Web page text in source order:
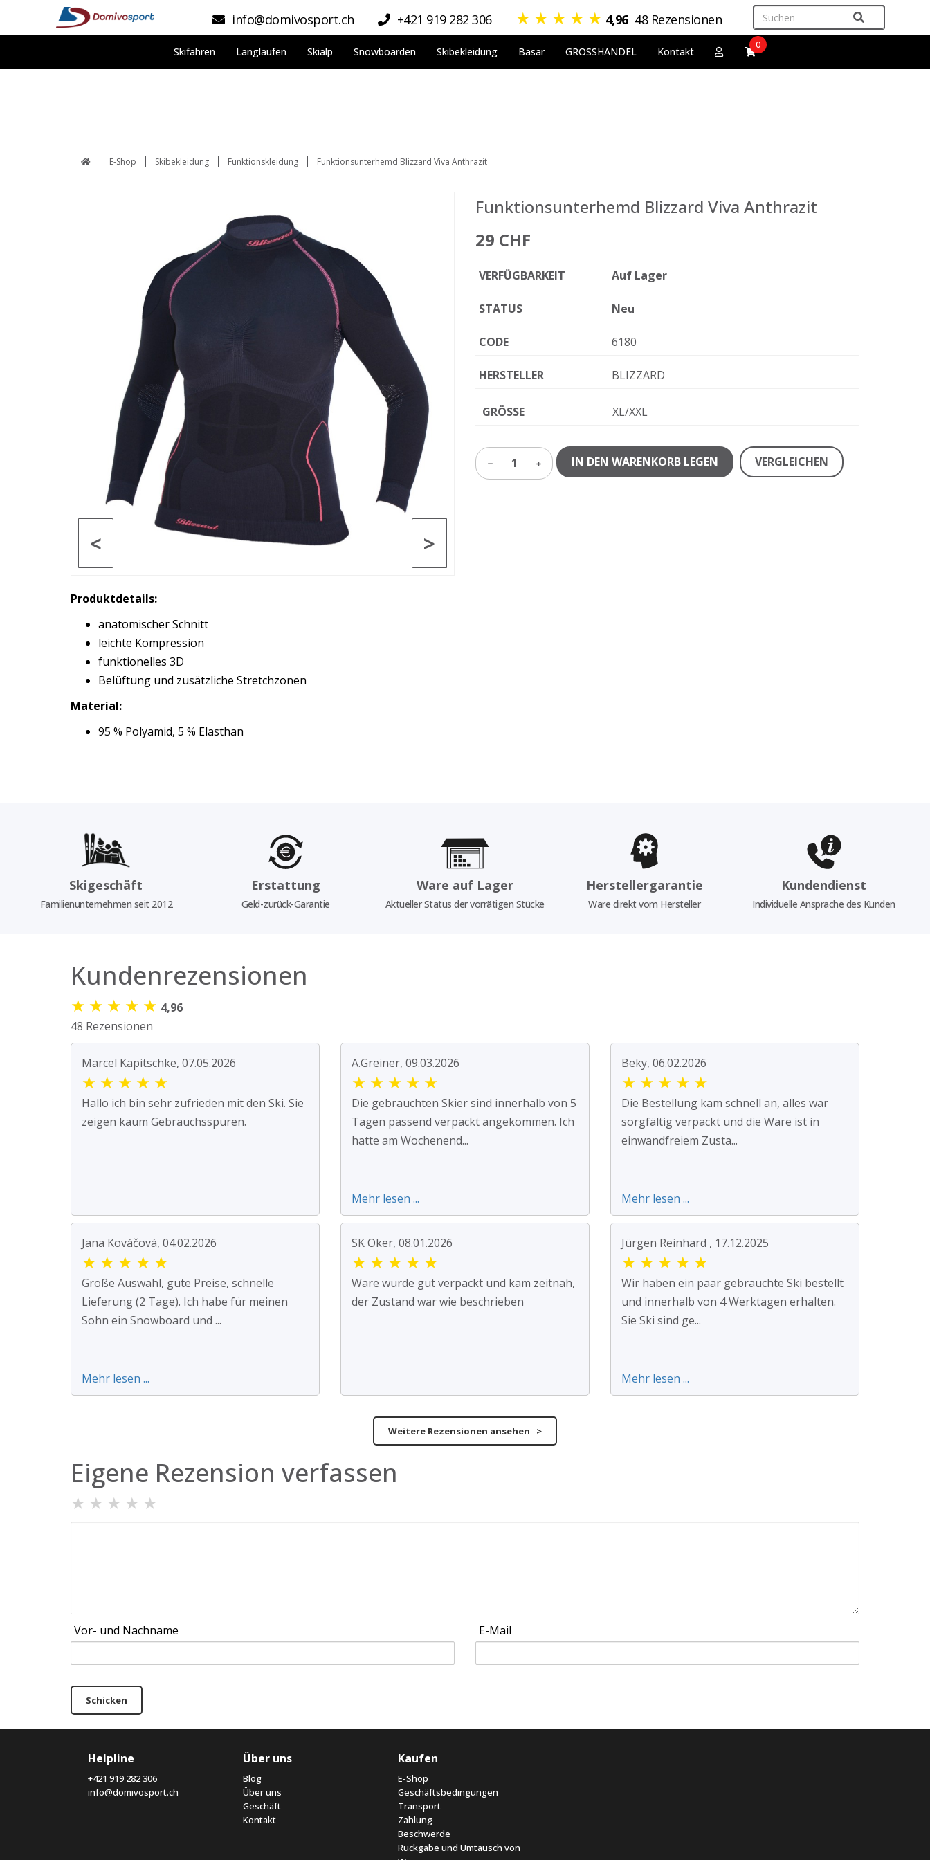
info@domivosport.ch +421 919 282 306 ★ ★ ★ ★ ★ 4,96 48 Rezensionen
Skifahren Langlaufen Skialp Snowboarden Skibekleidung Basar GROSSHANDEL Kontakt
0
E-Shop Skibekleidung Funktionskleidung Funktionsunterhemd Blizzard Viva Anthrazit
>
<
Funktionsunterhemd Blizzard Viva Anthrazit
29 CHF
VERFÜGBARKEIT Auf Lager
STATUS Neu
CODE 6180
HERSTELLER BLIZZARD
GRÖSSE XL/XXL
1 IN DEN WARENKORB LEGEN VERGLEICHEN
Produktdetails:
anatomischer Schnitt
leichte Kompression
funktionelles 3D
Belüftung und zusätzliche Stretchzonen
Material:
95 % Polyamid, 5 % Elasthan
Skigeschäft
Familienunternehmen seit 2012
Erstattung
Geld-zurück-Garantie
Ware auf Lager
Aktueller Status der vorrätigen Stücke
Herstellergarantie
Ware direkt vom Hersteller
Kundendienst
Individuelle Ansprache des Kunden
Kundenrezensionen
★ ★ ★ ★ ★ 4,96
48 Rezensionen
Marcel Kapitschke, 07.05.2026
★ ★ ★ ★ ★
Hallo ich bin sehr zufrieden mit den Ski. Sie
zeigen kaum Gebrauchsspuren.
A.Greiner, 09.03.2026
★ ★ ★ ★ ★
Die gebrauchten Skier sind innerhalb von 5
Tagen passend verpackt angekommen. Ich
hatte am Wochenend...
Mehr lesen ...
Beky, 06.02.2026
★ ★ ★ ★ ★
Die Bestellung kam schnell an, alles war
sorgfältig verpackt und die Ware ist in
einwandfreiem Zusta...
Mehr lesen ...
Jana Kováčová, 04.02.2026
★ ★ ★ ★ ★
Große Auswahl, gute Preise, schnelle
Lieferung (2 Tage). Ich habe für meinen
Sohn ein Snowboard und ...
Mehr lesen ...
SK Oker, 08.01.2026
★ ★ ★ ★ ★
Ware wurde gut verpackt und kam zeitnah,
der Zustand war wie beschrieben
Jürgen Reinhard , 17.12.2025
★ ★ ★ ★ ★
Wir haben ein paar gebrauchte Ski bestellt
und innerhalb von 4 Werktagen erhalten.
Sie Ski sind ge...
Mehr lesen ...
Weitere Rezensionen ansehen >
Eigene Rezension verfassen
★ ★ ★ ★ ★
Vor- und Nachname E-Mail
Schicken
Helpline
+421 919 282 306
info@domivosport.ch
Über uns
Blog
Über uns
Geschäft
Kontakt
Kaufen
E-Shop
Geschäftsbedingungen
Transport
Zahlung
Beschwerde
Rückgabe und Umtausch von